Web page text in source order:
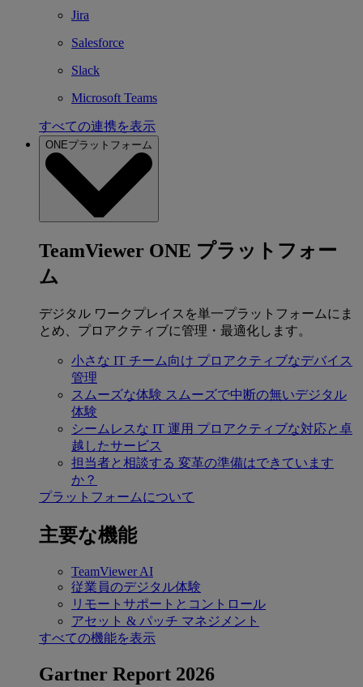
Jira
Salesforce
Slack
Microsoft Teams
すべての連携を表示
ONEプラットフォーム
TeamViewer ONE プラットフォー
ム
デジタル ワークプレイスを単一プラットフォームにま
とめ、プロアクティブに管理・最適化します。
小さな IT チーム向け プロアクティブなデバイス
管理
スムーズな体験 スムーズで中断の無いデジタル
体験
シームレスな IT 運用 プロアクティブな対応と卓
越したサービス
担当者と相談する 変革の準備はできています
か？
プラットフォームについて
主要な機能
TeamViewer AI
従業員のデジタル体験
リモートサポートとコントロール
アセット & パッチ マネジメント
すべての機能を表示
Gartner Report 2026